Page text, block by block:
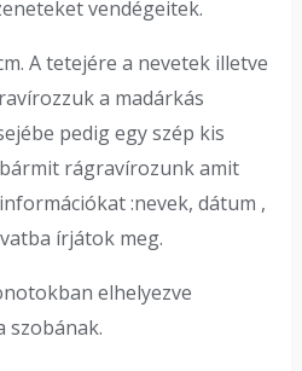
vendégeitek.
A tetejére a nevetek illetve
a madárkás
pedig egy szép kis
rágravírozunk amit
:nevek, dátum ,
írjátok meg.
elhelyezve
szobának.